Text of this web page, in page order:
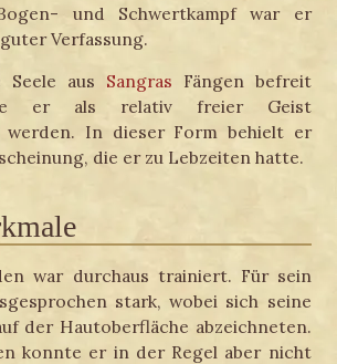
und Schwertkampf war er
Verfassung.
Seele aus Sangras Fängen befreit
er als relativ freier Geist
werden. In dieser Form behielt er
die er zu Lebzeiten hatte.
war durchaus trainiert. Für sein
stark, wobei sich seine
der Hautoberfläche abzeichneten.
konnte er in der Regel aber nicht